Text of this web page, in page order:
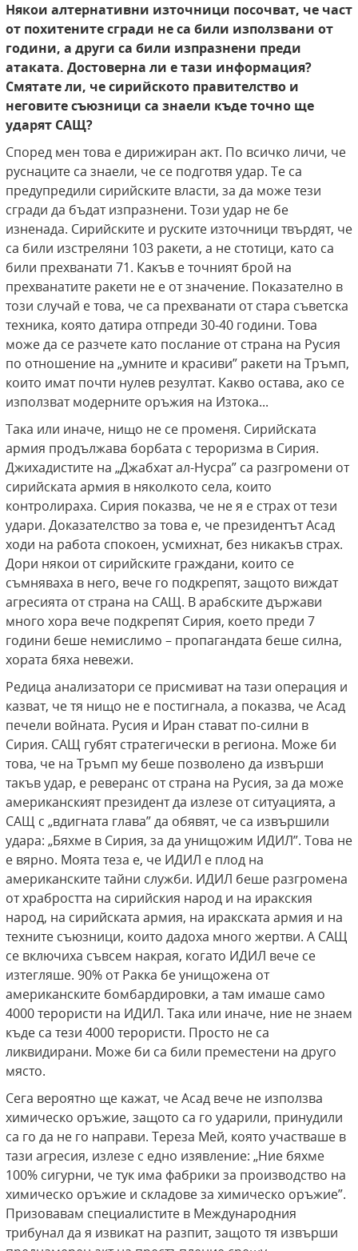
Някои алтернативни източници посочват, че част
от похитените сгради не са били използвани от
години, а други са били изпразнени преди
атаката. Достоверна ли е тази информация?
Смятате ли, че сирийското правителство и
неговите съюзници са знаели къде точно ще
ударят САЩ?
Според мен това е дирижиран акт. По всичко личи, че
руснаците са знаели, че се подготвя удар. Те са
предупредили сирийските власти, за да може тези
сгради да бъдат изпразнени. Този удар не бе
изненада. Сирийските и руските източници твърдят, че
са били изстреляни 103 ракети, а не стотици, като са
били прехванати 71. Какъв е точният брой на
прехванатите ракети не е от значение. Показателно в
този случай е това, че са прехванати от стара съветска
техника, която датира отпреди 30-40 години. Това
може да се разчете като послание от страна на Русия
по отношение на „умните и красиви” ракети на Тръмп,
които имат почти нулев резултат. Какво остава, ако се
използват модерните оръжия на Изтока...
Така или иначе, нищо не се променя. Сирийската
армия продължава борбата с тероризма в Сирия.
Джихадистите на „Джабхат ал-Нусра” са разгромени от
сирийската армия в няколкото села, които
контролираха. Сирия показва, че не я е страх от тези
удари. Доказателство за това е, че президентът Асад
ходи на работа спокоен, усмихнат, без никакъв страх.
Дори някои от сирийските граждани, които се
съмняваха в него, вече го подкрепят, защото виждат
агресията от страна на САЩ. В арабските държави
много хора вече подкрепят Сирия, което преди 7
години беше немислимо – пропагандата беше силна,
хората бяха невежи.
Редица анализатори се присмиват на тази операция и
казват, че тя нищо не е постигнала, а показва, че Асад
печели войната. Русия и Иран стават по-силни в
Сирия. САЩ губят стратегически в региона. Може би
това, че на Тръмп му беше позволено да извърши
такъв удар, е реверанс от страна на Русия, за да може
американският президент да излезе от ситуацията, а
САЩ с „вдигната глава” да обявят, че са извършили
удара: „Бяхме в Сирия, за да унищожим ИДИЛ”. Това не
е вярно. Моята теза е, че ИДИЛ е плод на
американските тайни служби. ИДИЛ беше разгромена
от храбростта на сирийския народ и на иракския
народ, на сирийската армия, на иракската армия и на
техните съюзници, които дадоха много жертви. А САЩ
се включиха съвсем накрая, когато ИДИЛ вече се
изтегляше. 90% от Ракка бе унищожена от
американските бомбардировки, а там имаше само
4000 терористи на ИДИЛ. Така или иначе, ние не знаем
къде са тези 4000 терористи. Просто не са
ликвидирани. Може би са били преместени на друго
място.
Сега вероятно ще кажат, че Асад вече не използва
химическо оръжие, защото са го ударили, принудили
са го да не го направи. Тереза Мей, която участваше в
тази агресия, излезе с едно изявление: „Ние бяхме
100% сигурни, че тук има фабрики за производство на
химическо оръжие и складове за химическо оръжие”.
Призовавам специалистите в Международния
трибунал да я извикат на разпит, защото тя извърши